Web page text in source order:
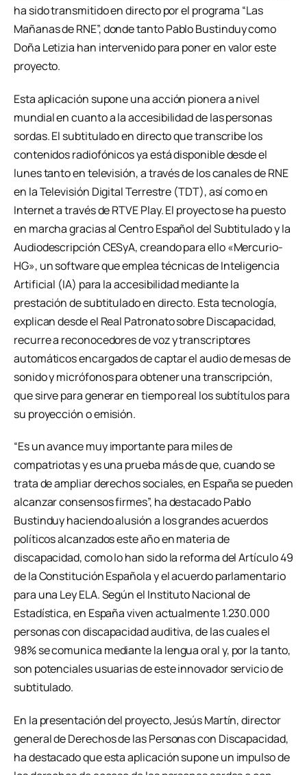
ha sido transmitido en directo por el programa “Las
Mañanas de RNE”, donde tanto Pablo Bustinduy como
Doña Letizia han intervenido para poner en valor este
proyecto.
Esta aplicación supone una acción pionera a nivel
mundial en cuanto a la accesibilidad de las personas
sordas. El subtitulado en directo que transcribe los
contenidos radiofónicos ya está disponible desde el
lunes tanto en televisión, a través de los canales de RNE
en la Televisión Digital Terrestre (TDT), así como en
Internet a través de RTVE Play. El proyecto se ha puesto
en marcha gracias al Centro Español del Subtitulado y la
Audiodescripción CESyA, creando para ello «Mercurio-
HG», un software que emplea técnicas de Inteligencia
Artificial (IA) para la accesibilidad mediante la
prestación de subtitulado en directo. Esta tecnología,
explican desde el Real Patronato sobre Discapacidad,
recurre a reconocedores de voz y transcriptores
automáticos encargados de captar el audio de mesas de
sonido y micrófonos para obtener una transcripción,
que sirve para generar en tiempo real los subtítulos para
su proyección o emisión.
“Es un avance muy importante para miles de
compatriotas y es una prueba más de que, cuando se
trata de ampliar derechos sociales, en España se pueden
alcanzar consensos firmes”, ha destacado Pablo
Bustinduy haciendo alusión a los grandes acuerdos
políticos alcanzados este año en materia de
discapacidad, como lo han sido la reforma del Artículo 49
de la Constitución Española y el acuerdo parlamentario
para una Ley ELA. Según el Instituto Nacional de
Estadística, en España viven actualmente 1.230.000
personas con discapacidad auditiva, de las cuales el
98% se comunica mediante la lengua oral y, por la tanto,
son potenciales usuarias de este innovador servicio de
subtitulado.
En la presentación del proyecto, Jesús Martín, director
general de Derechos de las Personas con Discapacidad,
ha destacado que esta aplicación supone un impulso de